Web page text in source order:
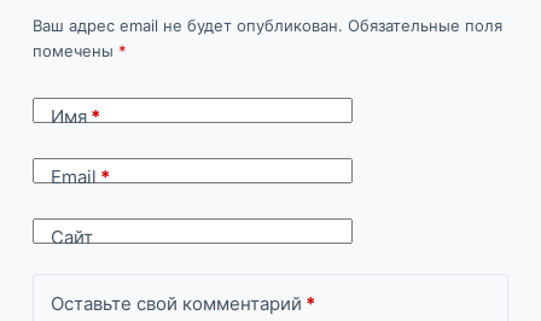
Ваш адрес email не будет опубликован. Обязательные поля
помечены *
Имя*
Email *
Сайт
Оставьте свой комментарий *